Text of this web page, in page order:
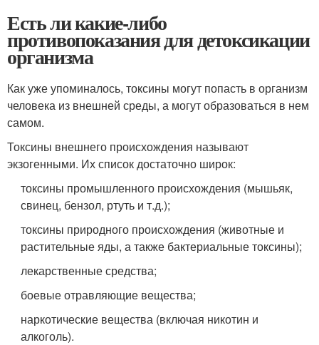
Есть ли какие-либо
противопоказания для детоксикации
организма
Как уже упоминалось, токсины могут попасть в организм
человека из внешней среды, а могут образоваться в нем
самом.
Токсины внешнего происхождения называют
экзогенными. Их список достаточно широк:
токсины промышленного происхождения (мышьяк,
свинец, бензол, ртуть и т.д.);
токсины природного происхождения (животные и
растительные яды, а также бактериальные токсины);
лекарственные средства;
боевые отравляющие вещества;
наркотические вещества (включая никотин и
алкоголь).